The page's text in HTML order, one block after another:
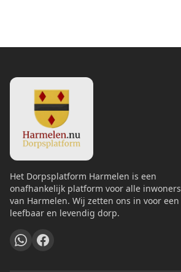
Het Dorpsplatform Harmelen is een
onafhankelijk platform voor alle inwoners
van Harmelen. Wij zetten ons in voor een
leefbaar en levendig dorp.